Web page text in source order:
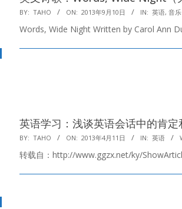
2013-
09-
BY: TAHO ON: 2013年9月10日 IN: 英语, 音乐
Words, Wide Night Written by Carol Ann
英语学习：浅谈英语会话中的肯
2013-
04-
BY: TAHO ON: 2013年4月11日 IN: 英语
转载自：http://www.ggzx.net/ky/